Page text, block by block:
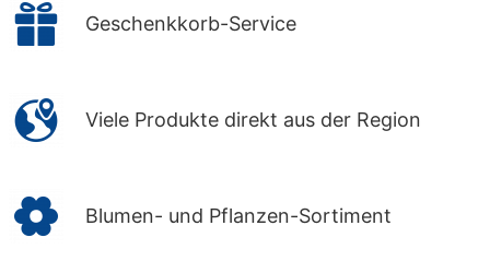
Geschenkkorb-Service
Viele Produkte direkt aus der Region
Blumen- und Pflanzen-Sortiment